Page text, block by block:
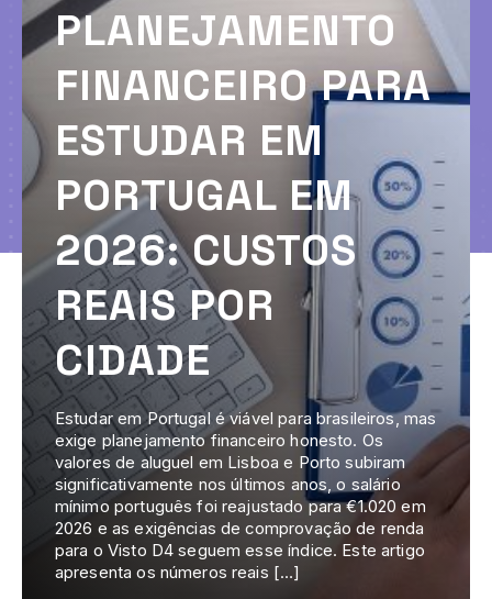
PLANEJAMENTO
FINANCEIRO PARA
ESTUDAR EM
PORTUGAL EM
2026: CUSTOS
REAIS POR
CIDADE
Estudar em Portugal é viável para brasileiros, mas
exige planejamento financeiro honesto. Os
valores de aluguel em Lisboa e Porto subiram
significativamente nos últimos anos, o salário
mínimo português foi reajustado para €1.020 em
2026 e as exigências de comprovação de renda
para o Visto D4 seguem esse índice. Este artigo
apresenta os números reais […]